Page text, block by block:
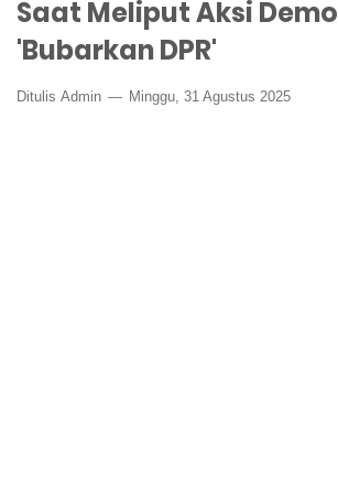
Saat Meliput Aksi Demo
'Bubarkan DPR'
Ditulis Admin Minggu, 31 Agustus 2025